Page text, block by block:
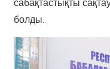
сабақтастықты
болды.